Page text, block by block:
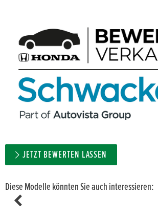
JETZT BEWERTEN LASSEN
Diese Modelle könnten Sie auch interessieren: